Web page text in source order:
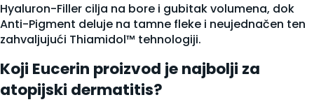
Hyaluron-Filler cilja na bore i gubitak volumena, dok
Anti-Pigment deluje na tamne fleke i neujednačen ten
zahvaljujući Thiamidol™ tehnologiji.
Koji Eucerin proizvod je najbolji za
atopijski dermatitis?